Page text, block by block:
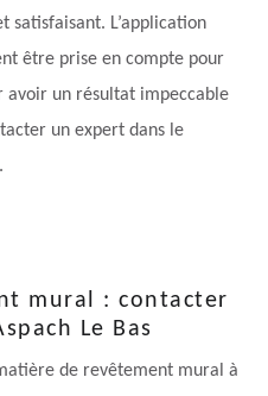
satisfaisant. L’application
être prise en compte pour
avoir un résultat impeccable
un expert dans le
mural : contacter
Le Bas
de revêtement mural à